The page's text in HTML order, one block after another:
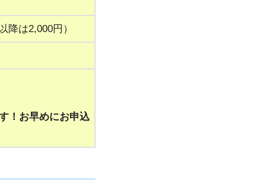
降は2,000円）
！お早めにお申込